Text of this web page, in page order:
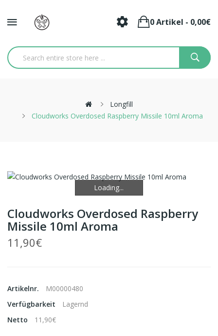
0 Artikel - 0,00€
Longfill
Cloudworks Overdosed Raspberry Missile 10ml Aroma
Loading...
Loading...
Cloudworks Overdosed Raspberry
Missile 10ml Aroma
11,90€
Artikelnr.
M00000480
Verfügbarkeit
Lagernd
Netto
11,90€